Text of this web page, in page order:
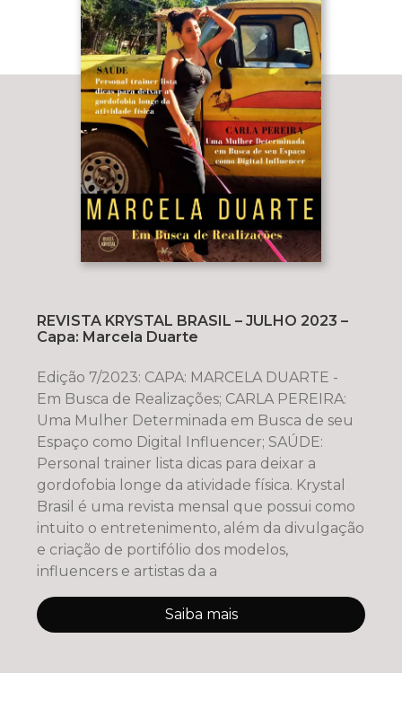
REVISTA KRYSTAL BRASIL – JULHO 2023 –
Capa: Marcela Duarte
Edição 7/2023: CAPA: MARCELA DUARTE -
Em Busca de Realizações; CARLA PEREIRA:
Uma Mulher Determinada em Busca de seu
Espaço como Digital Influencer; SAÚDE:
Personal trainer lista dicas para deixar a
gordofobia longe da atividade física. Krystal
Brasil é uma revista mensal que possui como
intuito o entretenimento, além da divulgação
e criação de portifólio dos modelos,
influencers e artistas da a
Saiba mais